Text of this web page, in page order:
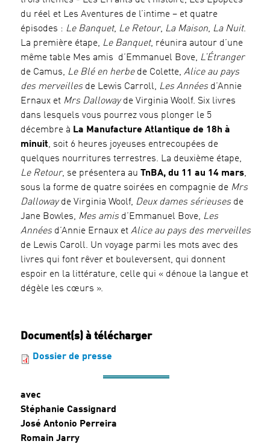
du réel et Les Aventures de l’intime – et quatre
épisodes : Le Banquet, Le Retour, La Maison, La Nuit.
La première étape, Le Banquet, réunira autour d’une
même table Mes amis d’Emmanuel Bove, L’Étranger
de Camus, Le Blé en herbede Colette,Alice au pays
des merveilles de Lewis Carroll, Les Années d’Annie
Ernaux et Mrs Dallowayde Virginia Woolf. Six livres
dans lesquels vous pourrez vous plonger le 5
décembre à La Manufacture Atlantique de 18h à
minuit, soit 6 heures joyeuses entrecoupées de
quelques nourritures terrestres. La deuxième étape,
Le Retour, se présentera auTnBA, du 11 au 14 mars,
sous la forme de quatre soirées en compagnie de Mrs
Dallowayde Virginia Woolf, Deux dames sérieuses de
Jane Bowles, Mes amis d’Emmanuel Bove, Les
Années d’Annie Ernaux etAlice au pays des merveilles
de Lewis Caroll. Un voyage parmi les mots avec des
livres qui font rêver et bouleversent, qui donnent
espoir en la littérature, celle qui « dénoue la langue et
dégèle les cœurs ».
Document(s) à télécharger
Dossier de presse
avec
Stéphanie Cassignard
José Antonio Perreira
Romain Jarry